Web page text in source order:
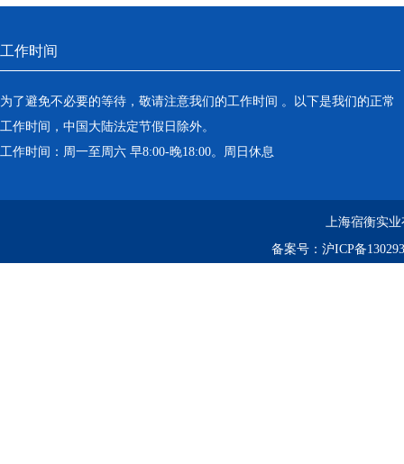
工作时间
为了避免不必要的等待，敬请注意我们的工作时间 。以下是我们的正常
工作时间，中国大陆法定节假日除外。
工作时间：周一至周六 早8:00-晚18:00。周日休息
上海宿衡实
备案号： 沪ICP备